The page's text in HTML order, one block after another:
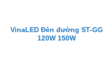
VinaLED Đèn đường ST-GG
120W 150W